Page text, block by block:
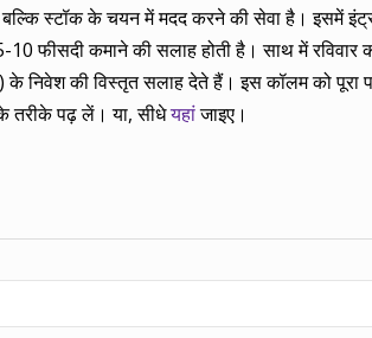
स्टॉक के चयन में मदद करने की सेवा है। इसमें
फीसदी कमाने की सलाह होती है। साथ में
की विस्तृत सलाह देते हैं। इस कॉलम को पूरा
तरीके पढ़ लें। या, सीधेयहांजाइए।